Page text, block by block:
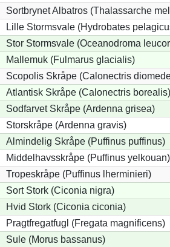
Sortbrynet Albatros (Thalassarche
Lille Stormsvale (Hydrobates
Stor Stormsvale (Oceanodroma
Mallemuk (Fulmarus glacialis)
Scopolis Skråpe (Calonectris
Atlantisk Skråpe (Calonectris borealis)
Sodfarvet Skråpe (Ardenna grisea)
Storskråpe (Ardenna gravis)
Almindelig Skråpe (Puffinus puffinus)
Middelhavsskråpe (Puffinus yelkouan)
Tropeskråpe (Puffinus lherminieri)
Sort Stork (Ciconia nigra)
Hvid Stork (Ciconia ciconia)
Pragtfregatfugl (Fregata magnificens)
Sule (Morus bassanus)